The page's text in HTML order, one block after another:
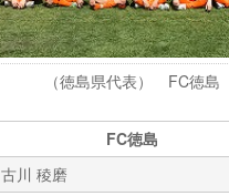
（徳島県代表） FC徳島
FC徳島
古川 稜磨